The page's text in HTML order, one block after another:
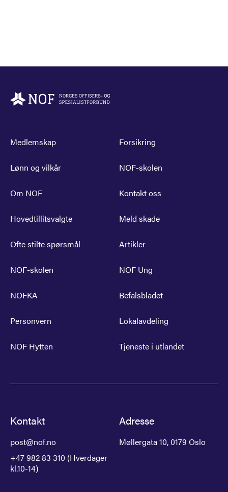
Medlemskap Forsikring
Lønn og vilkår NOF-skolen
Om NOF Kontakt oss
Hovedtillitsvalgte Meld skade
Ofte stilte spørsmål Artikler
NOF-skolen NOF Ung
NOFKA Befalsbladet
Personvern Lokalavdeling
NOF Hytten Tjeneste i utlandet
Kontakt
post@nof.no
+47 982 83 310 (Hverdager
kl.10-14)
Adresse
Møllergata 10, 0179 Oslo